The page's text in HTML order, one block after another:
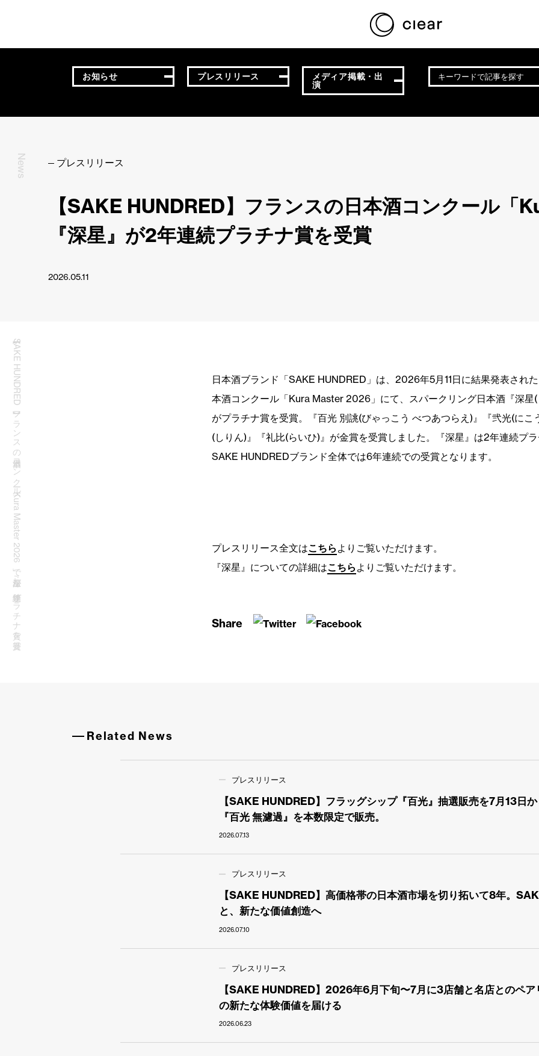
お知らせ プレスリリース メディア掲載・出
演
News プレスリリース
【SAKE HUNDRED】フランスの日本酒コンクール
『深星』が2年連続プラチナ賞を受賞
2026.05.11
【SAKE HUNDRED】フランスの日本酒コンクール「Kura Master 2026」で『深星』が2年連続プラチナ賞を受賞
日本酒ブランド「SAKE HUNDRED」は、2026年5月11日に結果発表され
本酒コンクール「Kura Master 2026」にて、スパークリング日本酒『深星
がプラチナ賞を受賞。『百光 別誂(びゃっこう べつあつらえ)』『弐光(にこ
(しりん)』『礼比(らいひ)』が金賞を受賞しました。『深星』は2年連続プ
SAKE HUNDREDブランド全体では6年連続での受賞となります。
プレスリリース全文はこちら よりご覧いただけます。
『深星』についての詳細はこちら よりご覧いただけます。
Share
Related News
プレスリリース
【SAKE HUNDRED】フラッグシップ『百光』抽選販売を7月13日
『百光 無濾過』を本数限定で販売。
2026.07.13
プレスリリース
【SAKE HUNDRED】高価格帯の日本酒市場を切り拓いて8年。
と、新たな価値創造へ
2026.07.10
プレスリリース
【SAKE HUNDRED】2026年6月下旬〜7月に3店舗と名店とのペ
の新たな体験価値を届ける
2026.06.23